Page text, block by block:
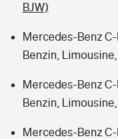
BJW)
Mercedes-Benz C-
Benzin,
Mercedes-Benz
Benzin,
Mercedes-Benz C-